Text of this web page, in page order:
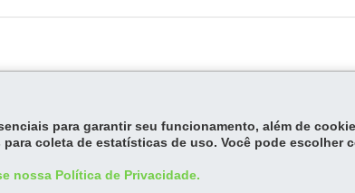
MAPA DO SITE DENUNCIE
para garantir seu funcionamento, além de
coleta de estatísticas de uso. Você pode escolher
nossa Política de Privacidade.